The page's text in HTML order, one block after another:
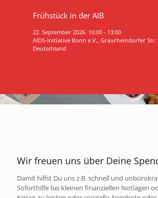
Frühstück in der AIB
22. September 2026 10:00 - 13:00
AIDS-Initiative Bonn e.V., Graurheindorfer Str.
Deutschland
Wir freuen uns über Deine
Damit hilfst Du uns z.B. schnell und
Soforthilfe bei kleinen finanziellen Notlagen